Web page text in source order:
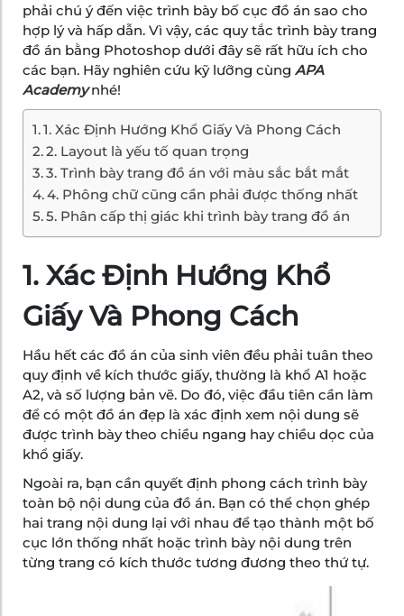
phải chú ý đến việc trình bày bố cục đồ án sao cho
hợp lý và hấp dẫn. Vì vậy, các quy tắc trình bày trang
đồ án bằng Photoshop dưới đây sẽ rất hữu ích cho
các bạn. Hãy nghiên cứu kỹ lưỡng cùng APA
Academynhé!
1. Xác Định Hướng Khổ Giấy Và Phong Cách
2. Layout là yếu tố quan trọng
3. Trình bày trang đồ án với màu sắc bắt mắt
4. Phông chữ cũng cần phải được thống nhất
5. Phân cấp thị giác khi trình bày trang đồ án
1. Xác Định Hướng Khổ
Giấy Và Phong Cách
Hầu hết các đồ án của sinh viên đều phải tuân theo
quy định về kích thước giấy, thường là khổ A1 hoặc
A2, và số lượng bản vẽ. Do đó, việc đầu tiên cần làm
để có một đồ án đẹp là xác định xem nội dung sẽ
được trình bày theo chiều ngang hay chiều dọc của
khổ giấy.
Ngoài ra, bạn cần quyết định phong cách trình bày
toàn bộ nội dung của đồ án. Bạn có thể chọn ghép
hai trang nội dung lại với nhau để tạo thành một bố
cục lớn thống nhất hoặc trình bày nội dung trên
từng trang có kích thước tương đương theo thứ tự.